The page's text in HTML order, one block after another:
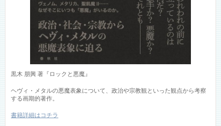
黒木 朋興 著『ロックと悪魔』
ヘヴィ・メタルの悪魔表象について、政治や宗教観といった観点から考察
する画期的著作。
書籍詳細はコチラ